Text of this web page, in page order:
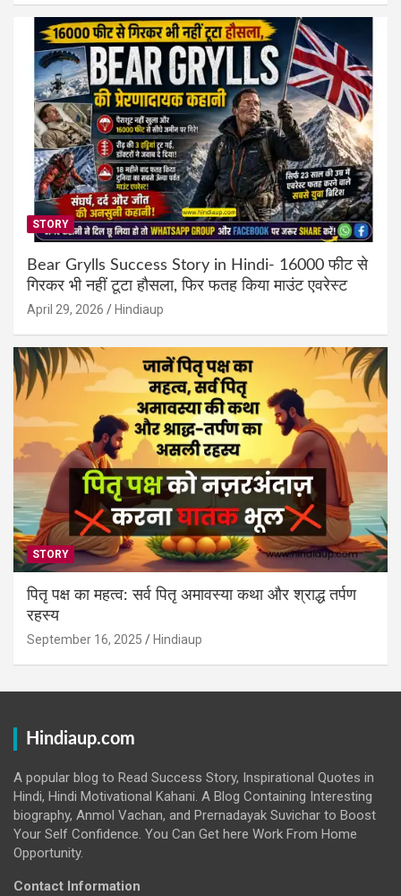
STORY
Bear Grylls Success Story in Hindi- 16000 फीट से
गिरकर भी नहीं टूटा हौसला, फिर फतह किया माउंट एवरेस्ट
April 29, 2026 Hindiaup
STORY
पितृ पक्ष का महत्व: सर्व पितृ अमावस्या कथा और श्राद्ध तर्पण
रहस्य
September 16, 2025 Hindiaup
Hindiaup.com
A popular blog to Read Success Story, Inspirational Quotes in
Hindi, Hindi Motivational Kahani. A Blog Containing Interesting
biography, Anmol Vachan, and Prernadayak Suvichar to Boost
Your Self Confidence. You Can Get here Work From Home
Opportunity.
Contact Information